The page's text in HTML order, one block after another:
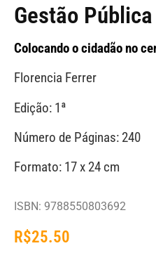
Gestão
Colocando o cidadão no
Florencia Ferrer
Edição: 1ª
Número de Páginas: 240
Formato: 17 x 24 cm
ISBN: 9788550803692
R$25.50